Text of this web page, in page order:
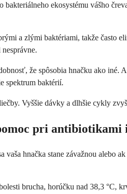
ekosystému vášho
a zlými baktériami, takže často
že spôsobia hnačku ako
spektrum baktérií.
Vyššie dávky a dlhšie cykly
pri antibiotikami
hnačka stane závažnou alebo
brucha, horúčku nad 38,3 °C,